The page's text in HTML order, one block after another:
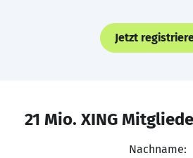
Jetzt
21 Mio. XING
Nachname: